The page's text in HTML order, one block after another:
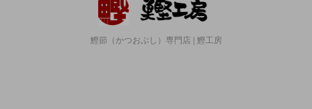
鰹節（かつおぶし）専門店 | 鰹工房